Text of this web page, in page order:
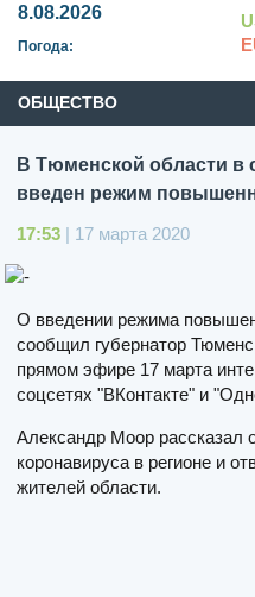
8.08.2026
Погода:
ОБЩЕСТВО
В Тюменской области в
введен режим
17:53 | 17 марта 2020
О введении режима
сообщил губернатор
прямом эфире 17 марта
соцсетях "ВКонтакте" и
Александр Моор рассказал
коронавируса в регионе и
жителей области.